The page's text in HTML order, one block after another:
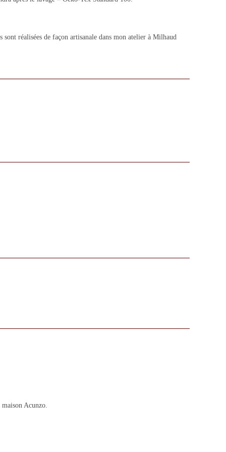
sont réalisées de façon artisanale dans mon atelier à Milhaud
maison Acunzo.